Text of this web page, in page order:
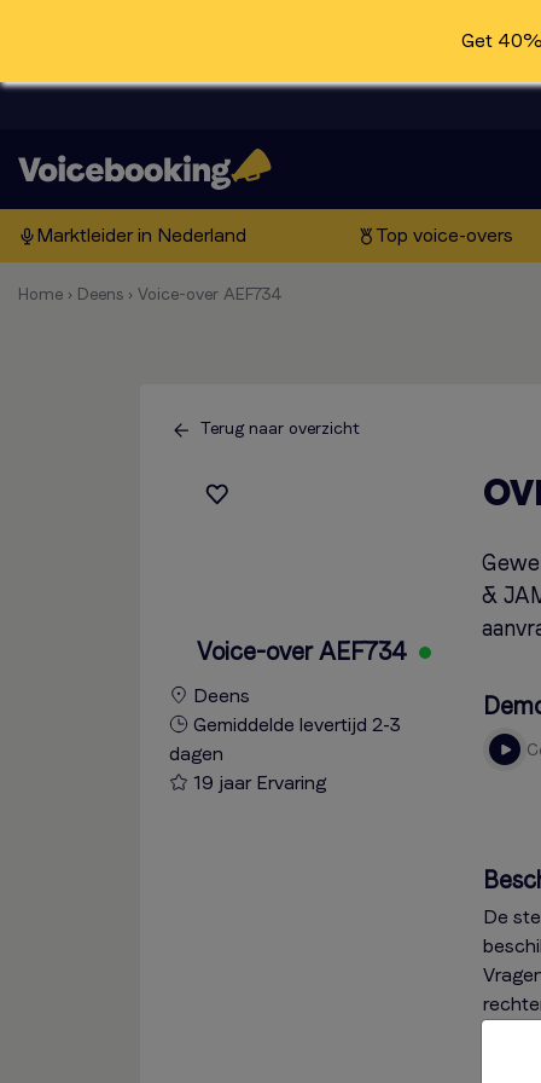
Get
Marktleider in Nederland Top voice-overs
Home › Deens › Voice-over AEF734
Terug naar overzicht
Voice-over AEF734
Deens
Gemiddelde levertijd 2-3
dagen
19 jaar Ervaring
&
De